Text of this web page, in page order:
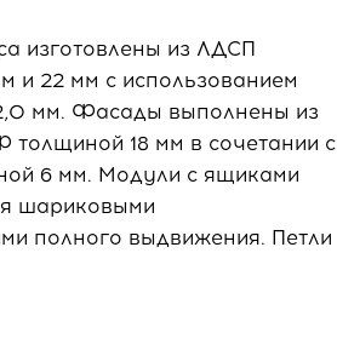
изготовлены из ЛДСП
и 22 мм с использованием
мм. Фасады выполнены из
18 мм в сочетании с
6 мм. Модули с ящиками
шариковыми
полного выдвижения. Петли